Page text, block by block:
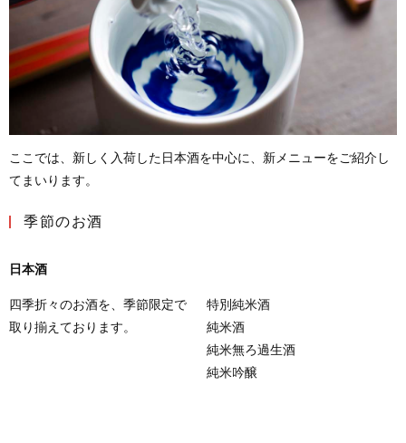
ここでは、新しく入荷した日本酒を中心に、新メニューをご紹介し
てまいります。
季節のお酒
日本酒
四季折々のお酒を、季節限定で
取り揃えております。
特別純米酒
純米酒
純米無ろ過生酒
純米吟醸